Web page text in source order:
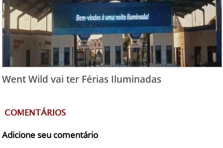
Went Wild vai ter Férias Iluminadas
COMENTÁRIOS
Adicione seu comentário